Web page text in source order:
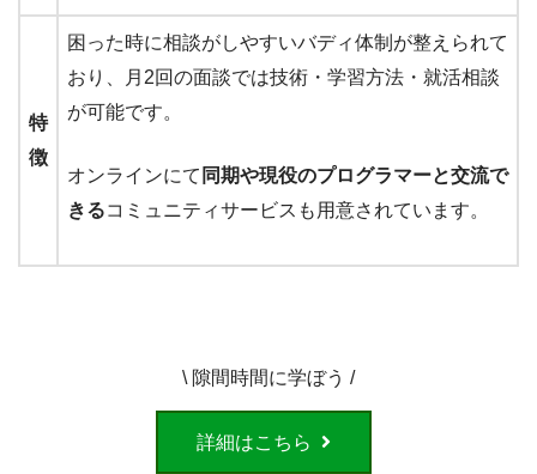
特
徴
困った時に相談がしやすいバディ体制が整えられて
おり、月2回の面談では技術・学習方法・就活相談
が可能です。
オンラインにて 同期や現役のプログラマーと交流で
きるコミュニティサービスも用意されています。
\ 隙間時間に学ぼう /
詳細はこちら